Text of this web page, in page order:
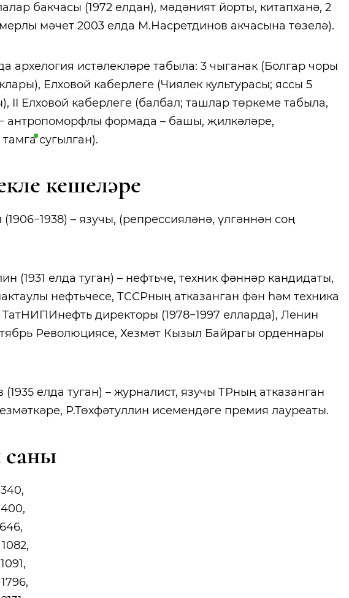
бакчасы (1972 елдан), мәдәният йорты, китапханә, 2
мәчет 2003 елда М.Насретдинов акчасына төзелә).
архелогия истәлекләре табыла: 3 чыганак (Болгар чоры
Елховой каберлеге (Чиялек культурасы; яссы 5
II Елховой каберлеге (балбал; ташлар төркеме табыла,
антропоморфлы формада – башы, җилкәләре,
тамгасугылган).
кешеләре
– язучы, (репрессияләнә, үлгәннән соң
(1931 елда туган) – нефтьче, техник фәннәр кандидаты,
нефтьчесе, ТССРның атказанган фән һәм техника
директоры (1978−1997 елларда), Ленин
Революциясе, Хезмәт Кызыл Байрагы орденнары
(1935 елда туган) – журналист, язучы ТРның атказанган
Р.Төхфәтуллин исемендәге премия лауреаты.